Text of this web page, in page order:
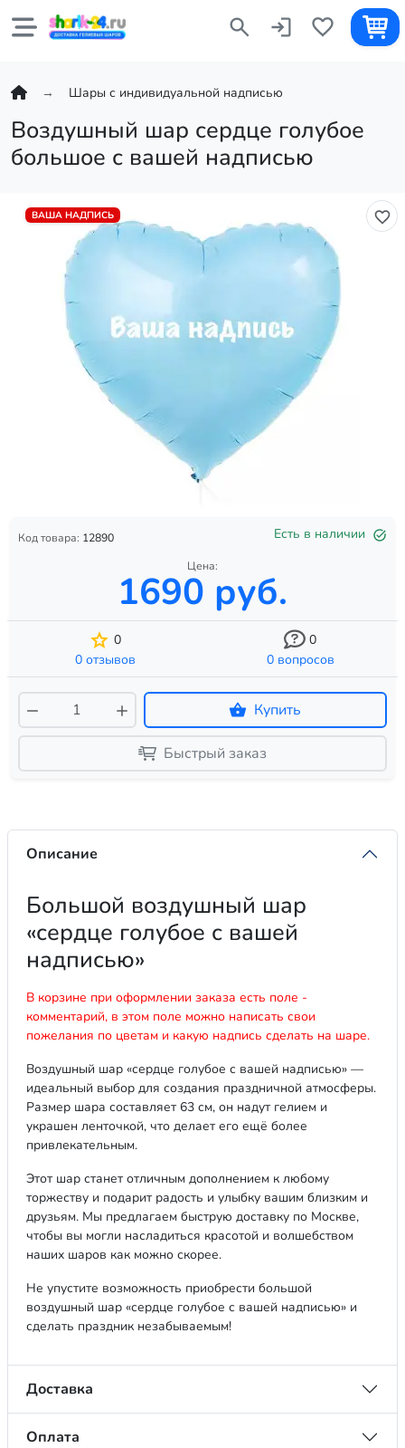
Шары с индивидуальной надписью
Воздушный шар сердце голубое
большое с вашей надписью
ВАША НАДПИСЬ
Код товара: 12890 Есть в наличии
Цена:
1690 руб.
0
0 отзывов
0
0 вопросов
Купить
Быстрый заказ
Описание
Большой воздушный шар
«сердце голубое с вашей
надписью»
В корзине при оформлении заказа есть поле -
комментарий, в этом поле можно написать свои
пожелания по цветам и какую надпись сделать на шаре.
Воздушный шар «сердце голубое с вашей надписью» —
идеальный выбор для создания праздничной атмосферы.
Размер шара составляет 63 см, он надут гелием и
украшен ленточкой, что делает его ещё более
привлекательным.
Этот шар станет отличным дополнением к любому
торжеству и подарит радость и улыбку вашим близким и
друзьям. Мы предлагаем быструю доставку по Москве,
чтобы вы могли насладиться красотой и волшебством
наших шаров как можно скорее.
Не упустите возможность приобрести большой
воздушный шар «сердце голубое с вашей надписью» и
сделать праздник незабываемым!
Доставка
Оплата